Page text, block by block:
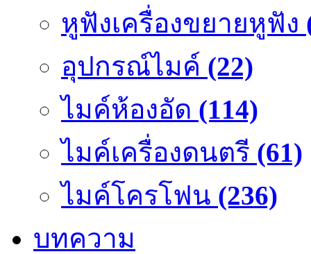
หูฟังเครื่องขยายหูฟัง
อุปกรณ์ไมค์ (22)
ไมค์ห้องอัด (114)
ไมค์เครื่องดนตรี (61)
ไมค์โครโฟน (236)
บทความ